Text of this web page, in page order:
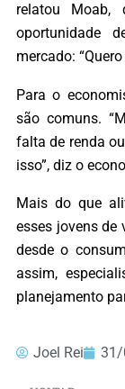
relatou Moab,
oportunidade
mercado:
Para o
são comuns.
falta de renda
isso”, diz o
Mais do que
esses jovens de
desde o
assim,
planejamento
Joel Rei